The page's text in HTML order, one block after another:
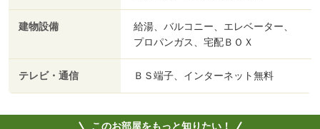
建物設備
給湯、バルコニー、エレベーター、
プロパンガス、宅配ＢＯＸ
テレビ・通信 ＢＳ端子、インターネット無料
このお部屋をもっと知りたい！